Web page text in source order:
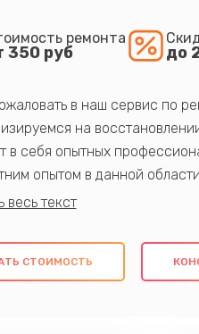
ремонта
350 руб до
в наш сервис по
на
в себя опытных
опытом в данной
ремонт с
надежное и
наилучшим образом. Не
СТОИМОСТЬ